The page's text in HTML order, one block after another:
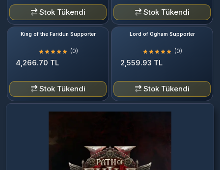
Stok Tükendi Stok Tükendi
King of the Faridun Supporter
(0)
4,266.70 TL
Stok Tükendi
Lord of Ogham Supporter
(0)
2,559.93 TL
Stok Tükendi